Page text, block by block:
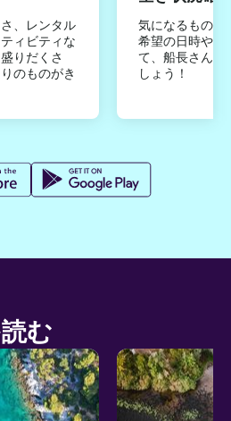
、レンタル
ィビティな
りだくさ
のものがき
気になるものは
希望の日時やご
て、船長さんか
しょう！
む